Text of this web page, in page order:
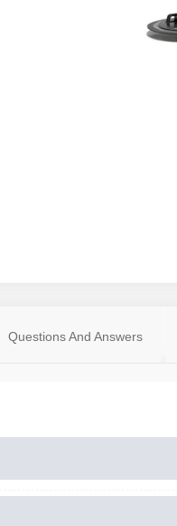
Questions And Answers